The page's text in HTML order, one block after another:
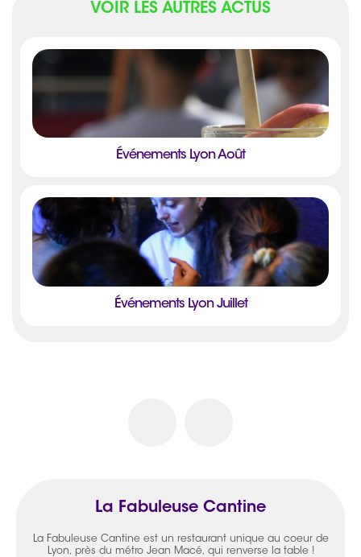
VOIR LES AUTRES ACTUS
Événements Lyon Août
Événements Lyon Juillet
La Fabuleuse Cantine
La Fabuleuse Cantine est un restaurant unique au coeur de
Lyon, près du métro Jean Macé, qui renverse la table !